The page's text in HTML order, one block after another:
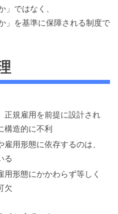
」ではなく、
」を基準に保障される制度で
正規雇用を前提に設計され
構造的に不利
用形態に依存するのは、
る
形態にかかわらず等しく
欠